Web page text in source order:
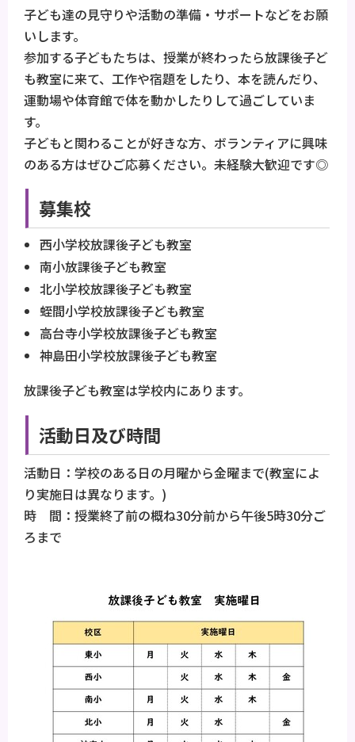
子ども達の見守りや活動の準備・サポートなどをお願
いします。
参加する子どもたちは、授業が終わったら放課後子ど
も教室に来て、工作や宿題をしたり、本を読んだり、
運動場や体育館で体を動かしたりして過ごしていま
す。
子どもと関わることが好きな方、ボランティアに興味
のある方はぜひご応募ください。未経験大歓迎です◎
募集校
西小学校放課後子ども教室
南小放課後子ども教室
北小学校放課後子ども教室
蛭間小学校放課後子ども教室
高台寺小学校放課後子ども教室
神島田小学校放課後子ども教室
放課後子ども教室は学校内にあります。
活動日及び時間
活動日：学校のある日の月曜から金曜まで(教室によ
り実施日は異なります。)
時 間：授業終了前の概ね30分前から午後5時30分ご
ろまで